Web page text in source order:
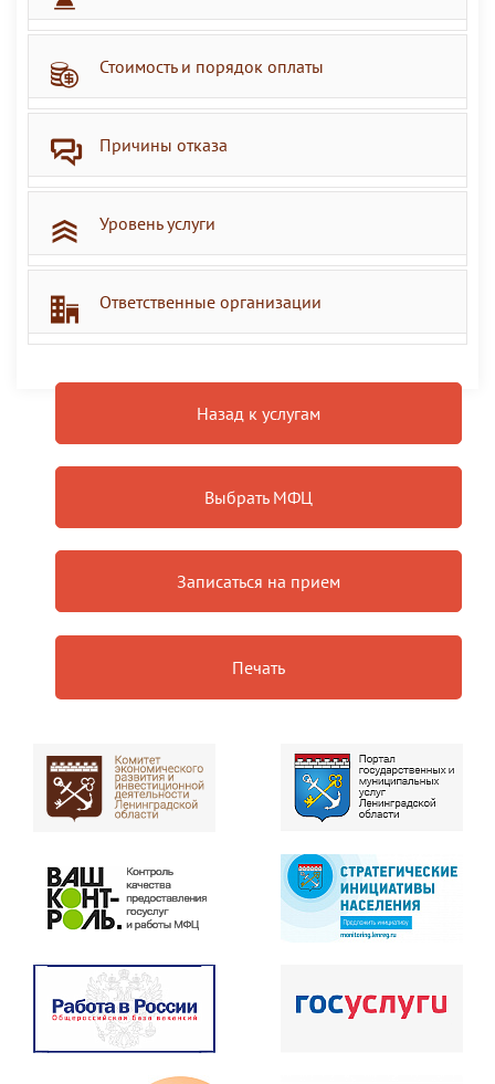
Стоимость и порядок оплаты
Причины отказа
Уровень услуги
Ответственные организации
Назад к услугам
Выбрать МФЦ
Записаться на прием
Печать